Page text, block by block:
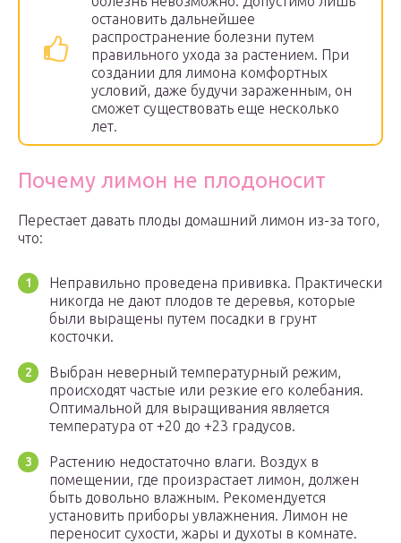
остановить дальнейшее
распространение болезни путем
правильного ухода за растением. При
создании для лимона комфортных
условий, даже будучи зараженным, он
сможет существовать еще несколько
лет.
Почему лимон не плодоносит
Перестает давать плоды домашний лимон из-за того,
что:
Неправильно проведена прививка. Практически
никогда не дают плодов те деревья, которые
были выращены путем посадки в грунт
косточки.
Выбран неверный температурный режим,
происходят частые или резкие его колебания.
Оптимальной для выращивания является
температура от +20 до +23 градусов.
Растению недостаточно влаги. Воздух в
помещении, где произрастает лимон, должен
быть довольно влажным. Рекомендуется
установить приборы увлажнения. Лимон не
переносит сухости, жары и духоты в комнате.